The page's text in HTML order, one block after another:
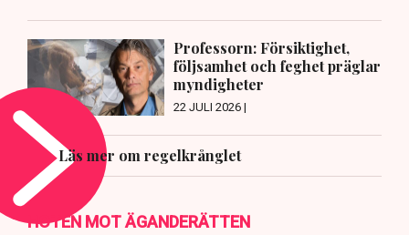
Professorn: Försiktighet,
följsamhet och feghet präglar
myndigheter
22 JULI 2026 |
Läs mer om regelkrånglet
HOTEN MOT ÄGANDERÄTTEN